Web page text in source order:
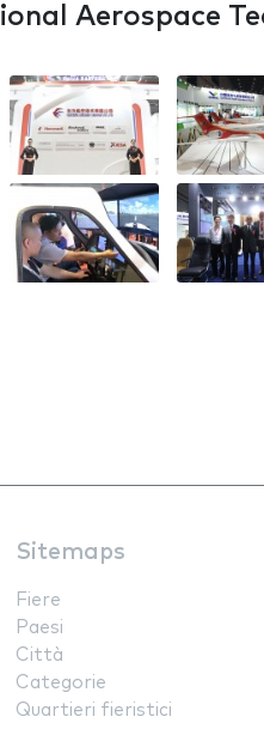
Aerospace
Sitemaps
Fiere
Paesi
Città
Categorie
Quartieri fieristici